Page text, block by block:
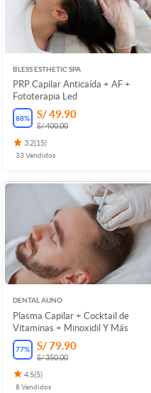
BLESS ESTHETIC SPA
PRP Capilar Anticaída + AF +
Fototerapia Led
88% S/ 49.90
S/ 400.00
3.2(15)
33Vendidos
DENTAL AUNO
Plasma Capilar + Cocktail de
Vitaminas + Minoxidil Y Más
77% S/ 79.90
S/ 350.00
4.5(5)
8Vendidos